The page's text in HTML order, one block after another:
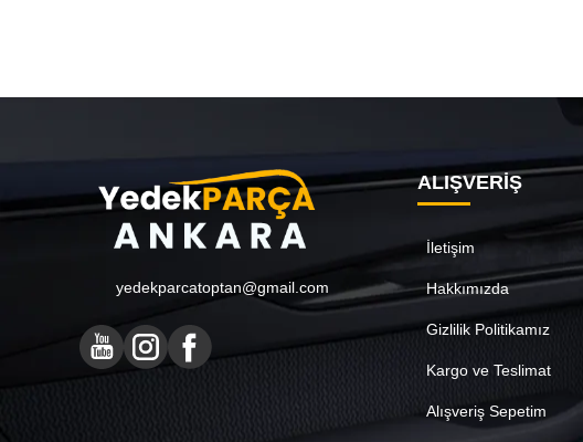
yedekparcatoptan@gmail.com
ALIŞVERİŞ
İletişim
Hakkımızda
Gizlilik Politikamız
Kargo ve Teslimat
Alışveriş Sepetim